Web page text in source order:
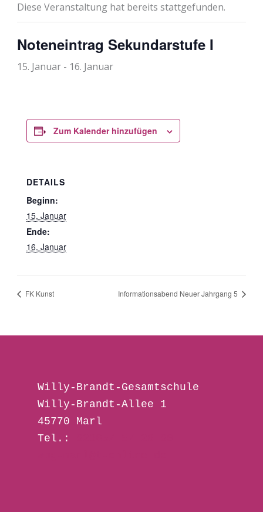
Diese Veranstaltung hat bereits stattgefunden.
Noteneintrag Sekundarstufe I
15. Januar- 16. Januar
Zum Kalender hinzufügen
DETAILS
Beginn:
15. Januar
Ende:
16. Januar
FK Kunst Informationsabend Neuer Jahrgang 5
Willy-Brandt-Gesamtschule
Willy-Brandt-Allee 1
45770 Marl
Tel.: